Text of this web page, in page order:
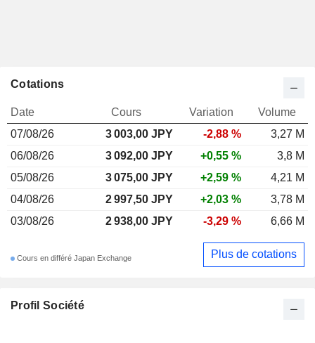
Profil Société
Cotations
Date Cours Variation
Volume
07/08/26
3 003,00 JPY -2,88 %
3,27 M
06/08/26
3 092,00 JPY +0,55 %
3,8 M
05/08/26
3 075,00 JPY +2,59 %
4,21 M
04/08/26
2 997,50 JPY +2,03 %
3,78 M
03/08/26
2 938,00 JPY -3,29 % 6,66 M
Cours en différé Japan Exchange Plus de cotations